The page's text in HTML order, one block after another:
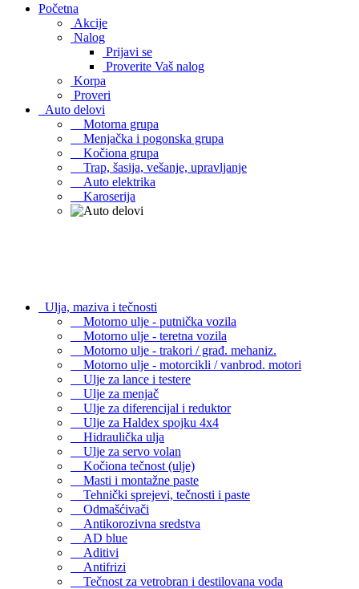
Početna
Akcije
Nalog
Prijavi se
Proverite Vaš nalog
Korpa
Proveri
Auto delovi
Motorna grupa
Menjačka i pogonska grupa
Kočiona grupa
Trap, šasija, vešanje, upravljanje
Auto elektrika
Karoserija
Ulja, maziva i tečnosti
Motorno ulje - putnička vozila
Motorno ulje - teretna vozila
Motorno ulje - trakori / građ. mehaniz.
Motorno ulje - motorcikli / vanbrod. motori
Ulje za lance i testere
Ulje za menjač
Ulje za diferencijal i reduktor
Ulje za Haldex spojku 4x4
Hidraulička ulja
Ulje za servo volan
Kočiona tečnost (ulje)
Masti i montažne paste
Tehnički sprejevi, tečnosti i paste
Odmašćivači
Antikorozivna sredstva
AD blue
Aditivi
Antifrizi
Tečnost za vetrobran i destilovana voda